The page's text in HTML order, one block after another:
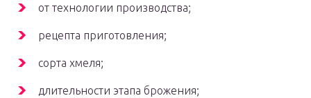
от технологии производства;
рецепта приготовления;
сорта хмеля;
длительности этапа брожения;